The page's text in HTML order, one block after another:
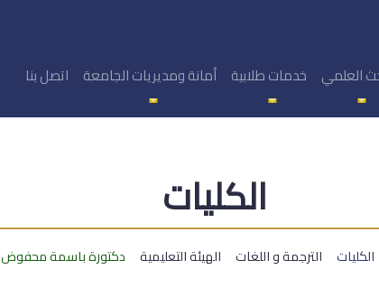
العلمي خدمات طلابية أمانة ومديريات الجامعة اتصل بنا
الكليات
الكليات الترجمة و اللغات الهيئة التعليمية دكتورة باسمة محفوض